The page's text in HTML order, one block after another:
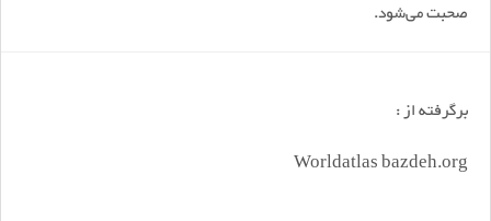
صحبت می‌شود.
برگرفته از :
Worldatlas bazdeh.org